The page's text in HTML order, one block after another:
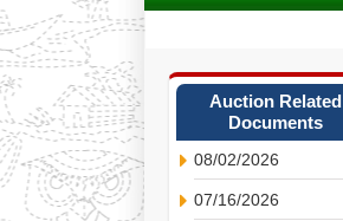
Auction Related
Documents
08/02/2026
07/16/2026